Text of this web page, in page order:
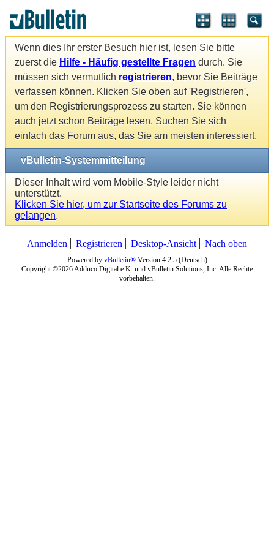
Wenn dies Ihr erster Besuch hier ist, lesen Sie bitte
zuerst die Hilfe - Häufig gestellte Fragen durch. Sie
müssen sich vermutlich registrieren, bevor Sie Beiträge
verfassen können. Klicken Sie oben auf 'Registrieren',
um den Registrierungsprozess zu starten. Sie können
auch jetzt schon Beiträge lesen. Suchen Sie sich
einfach das Forum aus, das Sie am meisten interessiert.
vBulletin-Systemmitteilung
Dieser Inhalt wird vom Mobile-Style leider nicht
unterstützt.
Klicken Sie hier, um zur Startseite des Forums zu
gelangen.
Anmelden Registrieren Desktop-Ansicht Nach oben
Powered by vBulletin®Version 4.2.5 (Deutsch)
Copyright ©2026 Adduco Digital e.K. und vBulletin Solutions, Inc. Alle Rechte
vorbehalten.